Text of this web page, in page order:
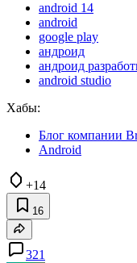
android 14
android
google play
андроид
андроид
android studio
Хабы:
Блог компании
Android
+14
16
321